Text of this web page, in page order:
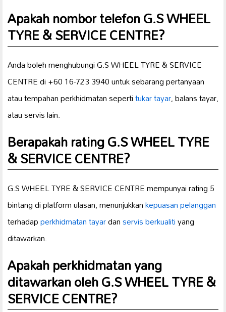
Apakah nombor telefon G.S WHEEL
TYRE & SERVICE CENTRE?
Anda boleh menghubungi G.S WHEEL TYRE & SERVICE
CENTRE di +60 16-723 3940 untuk sebarang pertanyaan
atau tempahan perkhidmatan sepertitukar tayar, balans tayar,
atau servis lain.
Berapakah rating G.S WHEEL TYRE
& SERVICE CENTRE?
G.S WHEEL TYRE & SERVICE CENTRE mempunyai rating 5
bintang di platform ulasan, menunjukkankepuasan pelanggan
terhadapperkhidmatan tayardanservis berkualitiyang
ditawarkan.
Apakah perkhidmatan yang
ditawarkan oleh G.S WHEEL TYRE &
SERVICE CENTRE?